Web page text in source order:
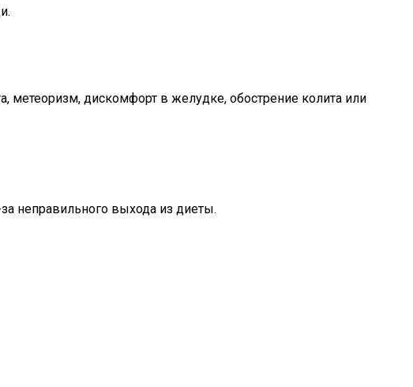
метеоризм, дискомфорт в желудке, обострение колита или
неправильного выхода из диеты.